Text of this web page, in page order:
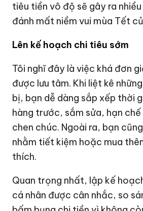
tiêu tiền vô độ sẽ gây ra
đánh mất niềm vui mùa Tết
Lên kế hoạch chi tiêu sớm
Tôi nghĩ đây là việc khá đơn
được lưu tâm. Khi liệt kê
bị, bạn dễ dàng sắp xếp thời
hàng trước, sắm sửa, hạn
chen chúc. Ngoài ra, bạn
nhằm tiết kiệm hoặc mua
thích.
Quan trọng nhất, lập kế
cá nhân được cân nhắc, so